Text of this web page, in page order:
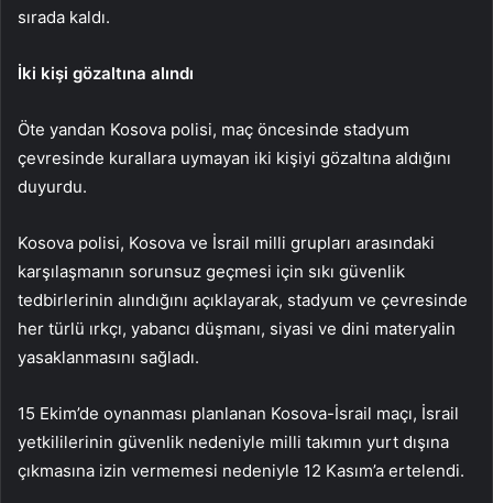
sırada kaldı.
İki kişi gözaltına alındı
Öte yandan Kosova polisi, maç öncesinde stadyum
çevresinde kurallara uymayan iki kişiyi gözaltına aldığını
duyurdu.
Kosova polisi, Kosova ve İsrail milli grupları arasındaki
karşılaşmanın sorunsuz geçmesi için sıkı güvenlik
tedbirlerinin alındığını açıklayarak, stadyum ve çevresinde
her türlü ırkçı, yabancı düşmanı, siyasi ve dini materyalin
yasaklanmasını sağladı.
15 Ekim’de oynanması planlanan Kosova-İsrail maçı, İsrail
yetkililerinin güvenlik nedeniyle milli takımın yurt dışına
çıkmasına izin vermemesi nedeniyle 12 Kasım’a ertelendi.